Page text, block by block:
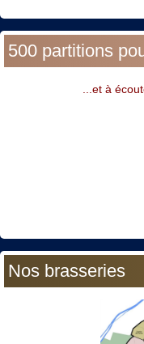
500 partitions
...et à
Nos brasseries